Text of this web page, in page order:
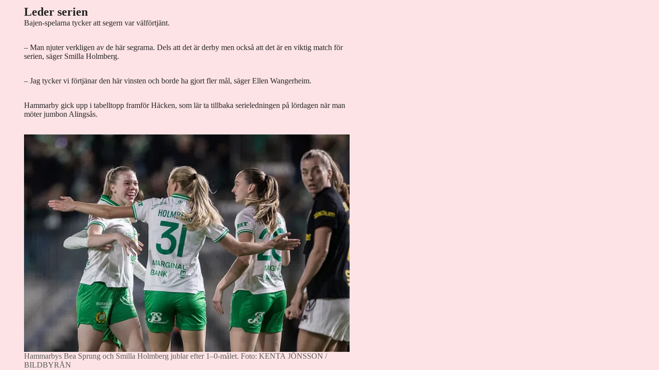
Leder serien
Bajen-spelarna tycker att segern var välförtjänt.
– Man njuter verkligen av de här segrarna. Dels att det är derby men också att det är en viktig match för
serien, säger Smilla Holmberg.
– Jag tycker vi förtjänar den här vinsten och borde ha gjort fler mål, säger Ellen Wangerheim.
Hammarby gick upp i tabelltopp framför Häcken, som lär ta tillbaka serieledningen på lördagen när man
möter jumbon Alingsås.
Hammarbys Bea Sprung och Smilla Holmberg jublar efter 1–0-målet. Foto: KENTA JÖNSSON /
BILDBYRÅN